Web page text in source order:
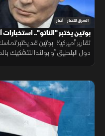
الشرق للأخبار أخبار
بوتين يختبر "الناتو".. استخبارات
تقارير أميركية، بوتين قد يختبر